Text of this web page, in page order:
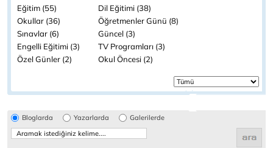
Eğitim (55)
Dil Eğitimi (38)
Okullar (36)
Öğretmenler Günü (8)
Sınavlar (6)
Güncel (3)
Engelli Eğitimi (3)
TV Programları (3)
Özel Günler (2)
Okul Öncesi (2)
Bloglarda Yazarlarda Galerilerde